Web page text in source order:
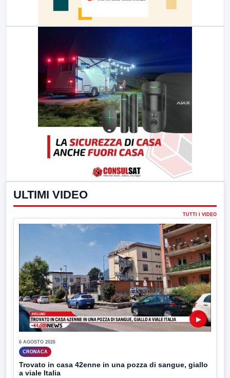
ULTIMI VIDEO
TUTTI I VIDEO
▶
6 AGOSTO 2026
CRONACA
Trovato in casa 42enne in una pozza di sangue, giallo
a viale Italia